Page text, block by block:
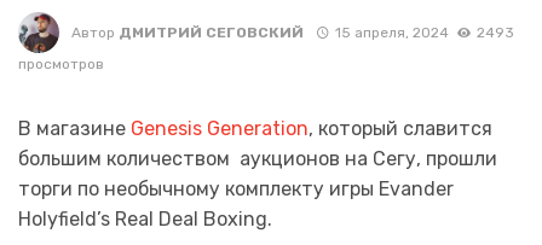
Автор ДМИТРИЙ СЕГОВСКИЙ 15 апреля, 2024
2493
просмотров
В магазине Genesis Generation, который славится
большим количеством аукционов на Сегу, прошли
торги по необычному комплекту игры Evander
Holyfield’s Real Deal Boxing.